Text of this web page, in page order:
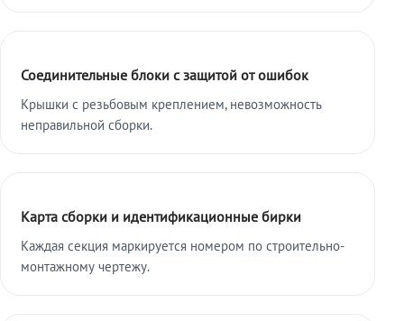
Соединительные блоки с защитой от ошибок
Крышки с резьбовым креплением, невозможность
неправильной сборки.
Карта сборки и идентификационные бирки
Каждая секция маркируется номером по строительно-
монтажному чертежу.